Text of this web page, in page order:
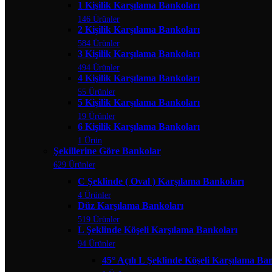
1 Kişilik Karşılama Bankoları
146 Ürünler
2 Kişilik Karşılama Bankoları
584 Ürünler
3 Kişilik Karşılama Bankoları
494 Ürünler
4 Kişilik Karşılama Bankoları
55 Ürünler
5 Kişilik Karşılama Bankoları
19 Ürünler
6 Kişilik Karşılama Bankoları
1 Ürün
Şekillerine Göre Bankolar
629 Ürünler
C Şeklinde ( Oval ) Karşılama Bankoları
4 Ürünler
Düz Karşılama Bankoları
519 Ürünler
L Şeklinde Köşeli Karşılama Bankoları
94 Ürünler
45° Açılı L Şeklinde Köşeli Karşılama